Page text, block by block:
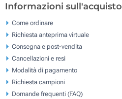
Informazioni sull'acquisto
Come ordinare
Richiesta anteprima virtuale
Consegna e post-vendita
Cancellazioni e resi
Modalità di pagamento
Richiesta campioni
Domande frequenti (FAQ)